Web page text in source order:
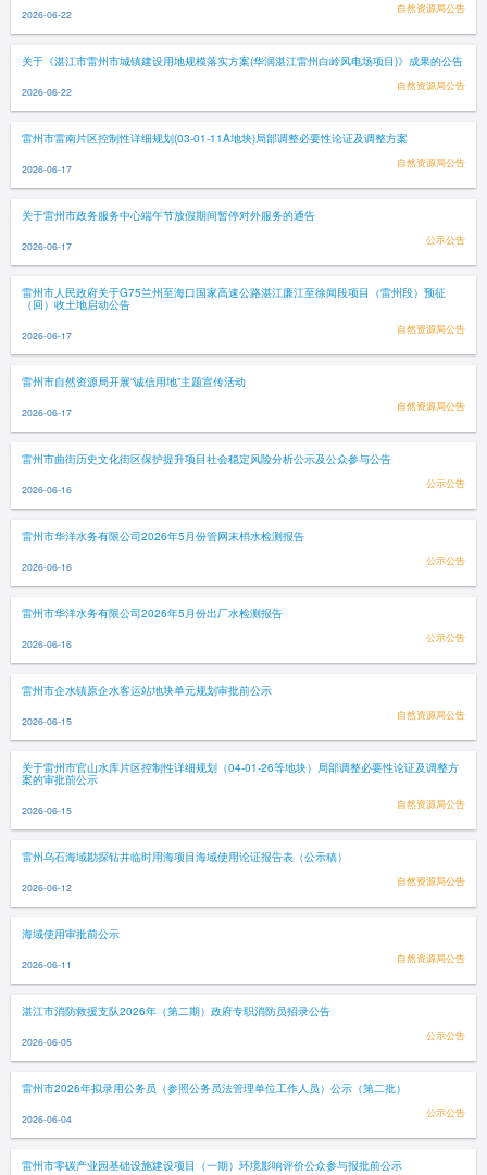
2026-06-22 自然资源局公告
关于《湛江市雷州市城镇建设用地规模落实方案(华润湛江雷州白岭风电场项目)》成果的公告
2026-06-22 自然资源局公告
雷州市雷南片区控制性详细规划(03-01-11A地块)局部调整必要性论证及调整方案
2026-06-17 自然资源局公告
关于雷州市政务服务中心端午节放假期间暂停对外服务的通告
2026-06-17 公示公告
雷州市人民政府关于G75兰州至海口国家高速公路湛江廉江至徐闻段项目（雷州段）预征
（回）收土地启动公告
2026-06-17 自然资源局公告
雷州市自然资源局开展“诚信用地”主题宣传活动
2026-06-17 自然资源局公告
雷州市曲街历史文化街区保护提升项目社会稳定风险分析公示及公众参与公告
2026-06-16 公示公告
雷州市华洋水务有限公司2026年5月份管网末梢水检测报告
2026-06-16 公示公告
雷州市华洋水务有限公司2026年5月份出厂水检测报告
2026-06-16 公示公告
雷州市企水镇原企水客运站地块单元规划审批前公示
2026-06-15 自然资源局公告
关于雷州市官山水库片区控制性详细规划（04-01-26等地块）局部调整必要性论证及调整方
案的审批前公示
2026-06-15 自然资源局公告
雷州乌石海域勘探钻井临时用海项目海域使用论证报告表（公示稿）
2026-06-12 自然资源局公告
海域使用审批前公示
2026-06-11 自然资源局公告
湛江市消防救援支队2026年（第二期）政府专职消防员招录公告
2026-06-05 公示公告
雷州市2026年拟录用公务员（参照公务员法管理单位工作人员）公示（第二批）
2026-06-04 公示公告
雷州市零碳产业园基础设施建设项目（一期）环境影响评价公众参与报批前公示